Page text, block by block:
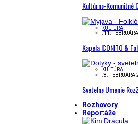
Kultúrno-Komunitné
KULTÚRA
/11.
Kapela ICONITO &
KULTÚRA
/8. FEBRUÁRA
Svetelné Umenie
Rozhovory
Reportáže